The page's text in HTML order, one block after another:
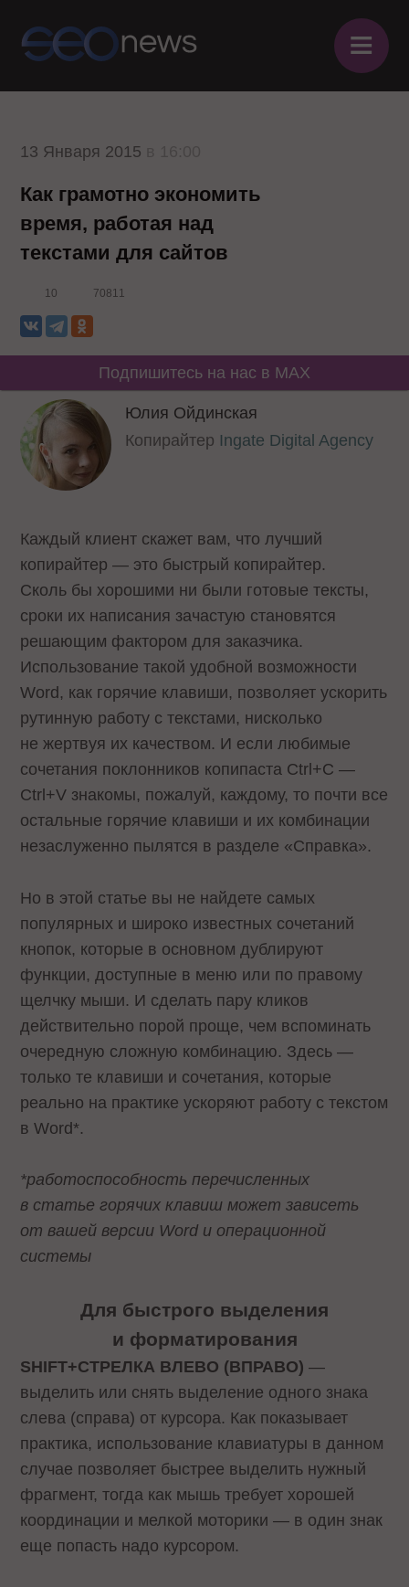
≡
13 Января 2015
Как грамотно экономить
время, работая над
текстами для сайтов
10 70811
Подпишитесь на нас в MAX
Юлия Ойдинская
Копирайтер Ingate Digital Agency
Каждый клиент скажет вам, что лучший
копирайтер — это быстрый копирайтер.
Сколь бы хорошими ни были готовые тексты,
сроки их написания зачастую становятся
решающим фактором для заказчика.
Использование такой удобной возможности
Word, как горячие клавиши, позволяет ускорить
рутинную работу с текстами, нисколько
не жертвуя их качеством. И если любимые
сочетания поклонников копипаста Ctrl+C —
Ctrl+V знакомы, пожалуй, каждому, то почти все
остальные горячие клавиши и их комбинации
незаслуженно пылятся в разделе «Справка».
Но в этой статье вы не найдете самых
популярных и широко известных сочетаний
кнопок, которые в основном дублируют
функции, доступные в меню или по правому
щелчку мыши. И сделать пару кликов
действительно порой проще, чем вспоминать
очередную сложную комбинацию. Здесь —
только те клавиши и сочетания, которые
реально на практике ускоряют работу с текстом
в Word*.
*работоспособность перечисленных
в статье горячих клавиш может зависеть
от вашей версии Word и операционной
системы
Для быстрого выделения
и форматирования
SHIFT+СТРЕЛКА ВЛЕВО (ВПРАВО) —
выделить или снять выделение одного знака
слева (справа) от курсора. Как показывает
практика, использование клавиатуры в данном
случае позволяет быстрее выделить нужный
фрагмент, тогда как мышь требует хорошей
координации и мелкой моторики — в один знак
еще попасть надо курсором.